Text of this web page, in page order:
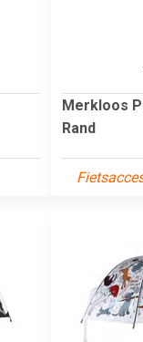
Merkloos
Rand